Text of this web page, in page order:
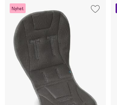
Nyhet